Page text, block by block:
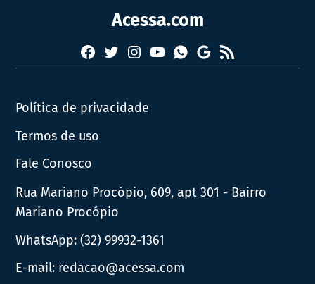
Acessa.com
Facebook
TwitterInstagram
YouTubeWhatsapp
Google
News
RSS
Política de privacidade
Termos de uso
Fale Conosco
Rua Mariano Procópio, 609, apt 301 - Bairro
Mariano Procópio
WhatsApp:(32) 99932-1361
E-mail: redacao@acessa.com